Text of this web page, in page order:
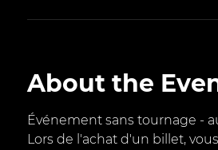
About the
Événement sans tournage -
Lors de l'achat d'un billet,